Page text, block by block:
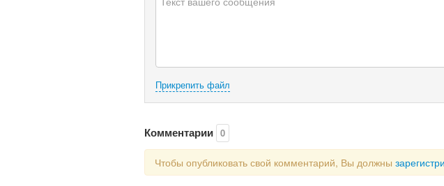
Прикрепить файл
Комментарии 0
Чтобы опубликовать свой комментарий, Вы должны